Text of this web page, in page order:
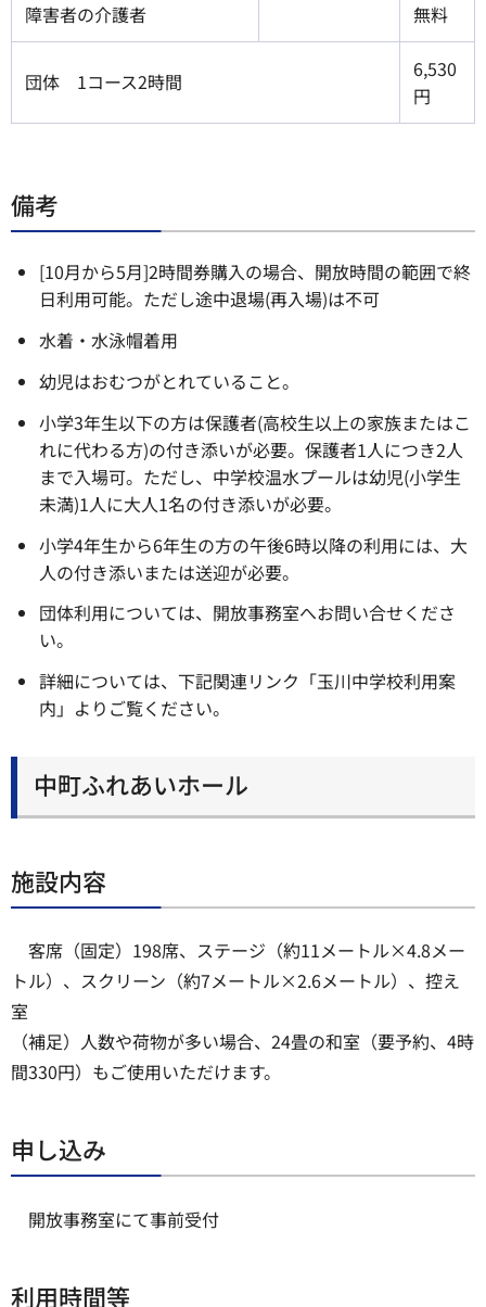
障害者の介護者 無料
団体 1コース2時間
6,530
円
備考
[10月から5月]2時間券購入の場合、開放時間の範囲で終
日利用可能。ただし途中退場(再入場)は不可
水着・水泳帽着用
幼児はおむつがとれていること。
小学3年生以下の方は保護者(高校生以上の家族またはこ
れに代わる方)の付き添いが必要。保護者1人につき2人
まで入場可。ただし、中学校温水プールは幼児(小学生
未満)1人に大人1名の付き添いが必要。
小学4年生から6年生の方の午後6時以降の利用には、大
人の付き添いまたは送迎が必要。
団体利用については、開放事務室へお問い合せくださ
い。
詳細については、下記関連リンク「玉川中学校利用案
内」よりご覧ください。
中町ふれあいホール
施設内容
客席（固定）198席、ステージ（約11メートル×4.8メー
トル）、スクリーン（約7メートル×2.6メートル）、控え
室
（補足）人数や荷物が多い場合、24畳の和室（要予約、4時
間330円）もご使用いただけます。
申し込み
開放事務室にて事前受付
利用時間等